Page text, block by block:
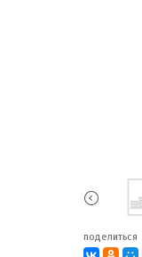
поделиться